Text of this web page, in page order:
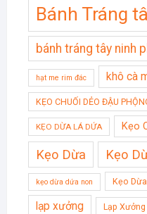
Bánh Tráng
bánh tráng tây ninh
hạt me rim đác khô cà
KẸO CHUỐI DẺO ĐẬU
KẸO DỪA LÁ DỨA Kẹo
Kẹo Dừa Kẹo
kẹo dừa dứa non Kẹo
lạp xưởng Lạp Xưởng